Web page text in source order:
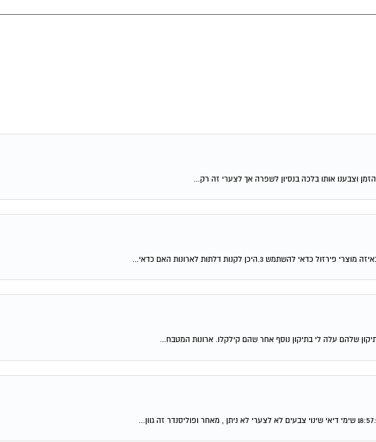
וצבענו אותו בלכה בנסיון לשפרה אך לצערי זה רק...
שלהם עלה לי בתיקון נוסף אחר שהם קילקלו. ארונות המטבח...